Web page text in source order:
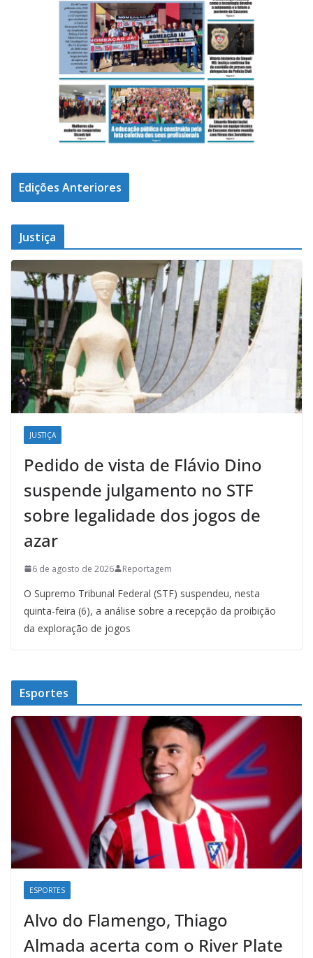
Edições Anteriores
Justiça
JUSTIÇA
Pedido de vista de Flávio Dino
suspende julgamento no STF
sobre legalidade dos jogos de
azar
6 de agosto de 2026 Reportagem
O Supremo Tribunal Federal (STF) suspendeu, nesta
quinta-feira (6), a análise sobre a recepção da proibição
da exploração de jogos
Esportes
ESPORTES
Alvo do Flamengo, Thiago
Almada acerta com o River Plate